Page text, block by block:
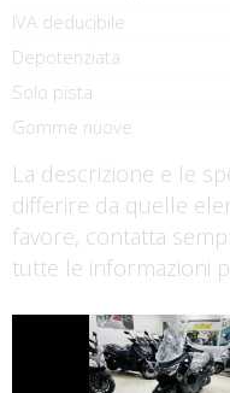
IVA deducibile
Depotenziata
Solo pista
Gomme nuove
La descrizione e le
differire da quelle
favore, contatta
tutte le informazioni
SYM